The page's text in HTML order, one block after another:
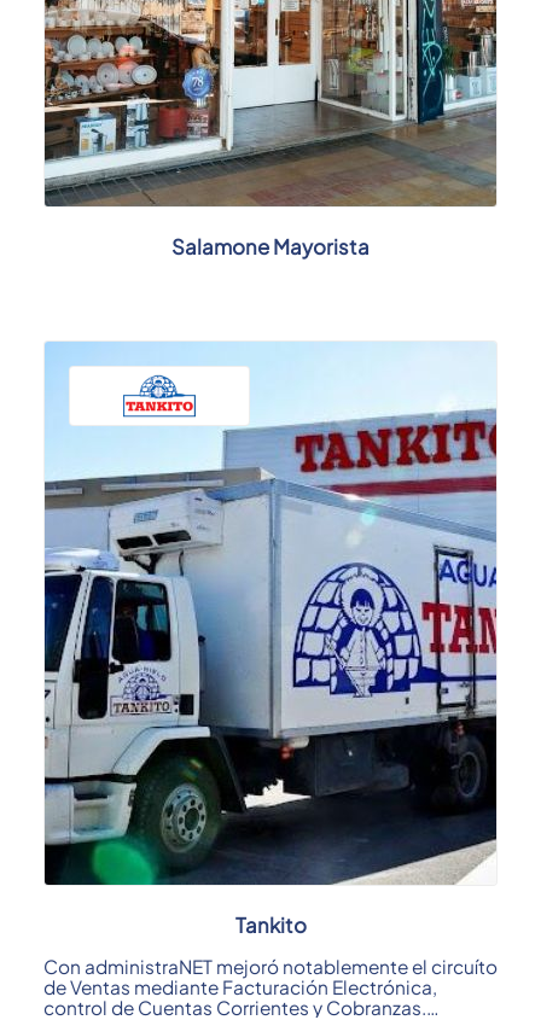
Salamone Mayorista
Tankito
Con administraNET mejoró notablemente el circuíto
de Ventas mediante Facturación Electrónica,
control de Cuentas Corrientes y Cobranzas.